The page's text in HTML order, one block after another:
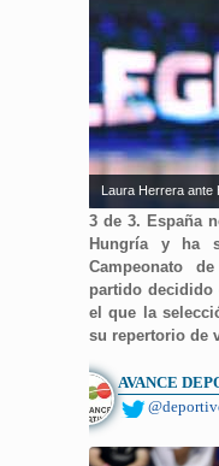
Laura Herrera
3 de 3. España
Hungría y ha
Campeonato
partido
el que la
su repertorio de
AVANCE